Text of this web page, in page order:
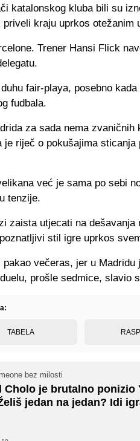
katalonskog kluba bili su
kraju uprkos otežanim
Trener Hansi Flick
fair-playa, posebno kada
fudbala.
za sada nema zvaničnih
riječ o pokušajima sticanja
već je sama po sebi
tenzije.
zaista utjecati na dešavanja
stil igre uprkos
večeras, jer u Madridu
prošle sedmice, slavio
TABELA
bez milosti
Cholo je brutalno ponizio
jedan na jedan? Idi